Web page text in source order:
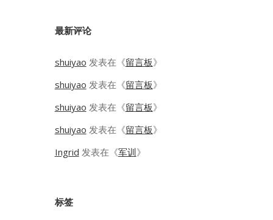
最新评论
shuiyao 发表在《留言板》
shuiyao 发表在《留言板》
shuiyao 发表在《留言板》
shuiyao 发表在《留言板》
Ingrid 发表在《军训》
标签